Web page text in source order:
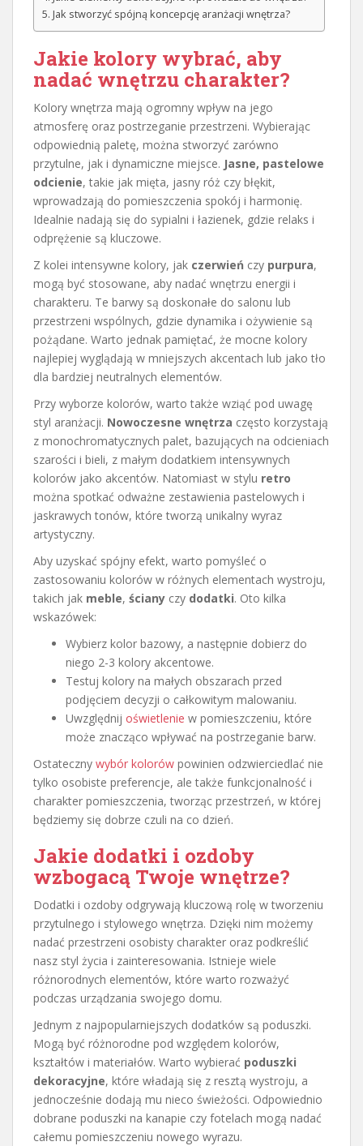
Jak stworzyć spójną koncepcję aranżacji wnętrza?
Jakie kolory wybrać, aby
nadać wnętrzu charakter?
Kolory wnętrza mają ogromny wpływ na jego
atmosferę oraz postrzeganie przestrzeni. Wybierając
odpowiednią paletę, można stworzyć zarówno
przytulne, jak i dynamiczne miejsce. Jasne, pastelowe
odcienie, takie jak mięta, jasny róż czy błękit,
wprowadzają do pomieszczenia spokój i harmonię.
Idealnie nadają się do sypialni i łazienek, gdzie relaks i
odprężenie są kluczowe.
Z kolei intensywne kolory, jak czerwień czy purpura,
mogą być stosowane, aby nadać wnętrzu energii i
charakteru. Te barwy są doskonałe do salonu lub
przestrzeni wspólnych, gdzie dynamika i ożywienie są
pożądane. Warto jednak pamiętać, że mocne kolory
najlepiej wyglądają w mniejszych akcentach lub jako tło
dla bardziej neutralnych elementów.
Przy wyborze kolorów, warto także wziąć pod uwagę
styl aranżacji. Nowoczesne wnętrza często korzystają
z monochromatycznych palet, bazujących na odcieniach
szarości i bieli, z małym dodatkiem intensywnych
kolorów jako akcentów. Natomiast w stylu retro
można spotkać odważne zestawienia pastelowych i
jaskrawych tonów, które tworzą unikalny wyraz
artystyczny.
Aby uzyskać spójny efekt, warto pomyśleć o
zastosowaniu kolorów w różnych elementach wystroju,
takich jak meble, ściany czy dodatki. Oto kilka
wskazówek:
Wybierz kolor bazowy, a następnie dobierz do
niego 2-3 kolory akcentowe.
Testuj kolory na małych obszarach przed
podjęciem decyzji o całkowitym malowaniu.
Uwzględnij oświetlenie w pomieszczeniu, które
może znacząco wpływać na postrzeganie barw.
Ostateczny wybór kolorów powinien odzwierciedlać nie
tylko osobiste preferencje, ale także funkcjonalność i
charakter pomieszczenia, tworząc przestrzeń, w której
będziemy się dobrze czuli na co dzień.
Jakie dodatki i ozdoby
wzbogacą Twoje wnętrze?
Dodatki i ozdoby odgrywają kluczową rolę w tworzeniu
przytulnego i stylowego wnętrza. Dzięki nim możemy
nadać przestrzeni osobisty charakter oraz podkreślić
nasz styl życia i zainteresowania. Istnieje wiele
różnorodnych elementów, które warto rozważyć
podczas urządzania swojego domu.
Jednym z najpopularniejszych dodatków są poduszki.
Mogą być różnorodne pod względem kolorów,
kształtów i materiałów. Warto wybierać poduszki
dekoracyjne, które władają się z resztą wystroju, a
jednocześnie dodają mu nieco świeżości. Odpowiednio
dobrane poduszki na kanapie czy fotelach mogą nadać
całemu pomieszczeniu nowego wyrazu.